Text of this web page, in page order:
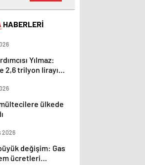
HABERLERİ
Yılmaz:
2,6 trilyon lirayı
ülkede
2026
değişim: Gas
ücretleri